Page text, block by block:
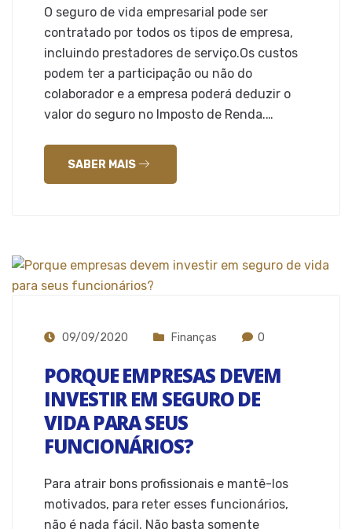
O seguro de vida empresarial pode ser
contratado por todos os tipos de empresa,
incluindo prestadores de serviço.Os custos
podem ter a participação ou não do
colaborador e a empresa poderá deduzir o
valor do seguro no Imposto de Renda.…
SABER MAIS
09/09/2020 Finanças 0
PORQUE EMPRESAS DEVEM
INVESTIR EM SEGURO DE
VIDA PARA SEUS
FUNCIONÁRIOS?
Para atrair bons profissionais e mantê-los
motivados, para reter esses funcionários,
não é nada fácil. Não basta somente